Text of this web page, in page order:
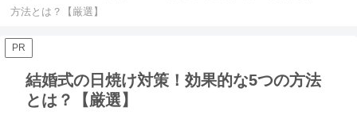
方法とは？【厳選】
PR
結婚式の日焼け対策！効果的な5つの方法
とは？【厳選】